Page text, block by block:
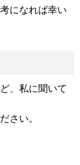
になれば幸い
、私に聞いて
さい。